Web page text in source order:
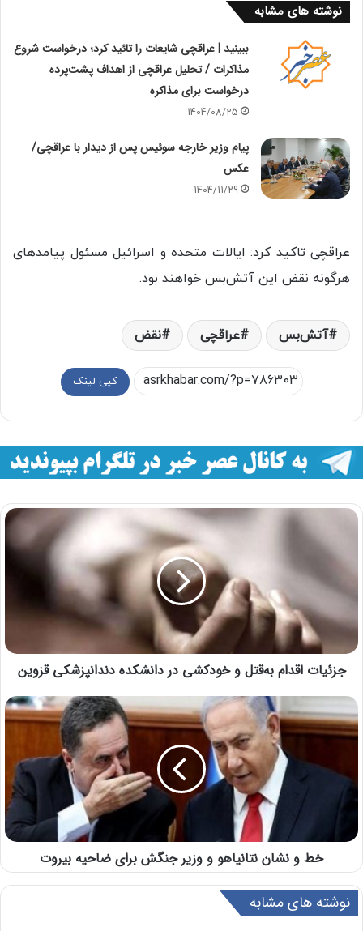
نوشته های مشابه
ببینید | عراقچی شایعات را تائید کرد؛ درخواست شروع
مذاکرات / تحلیل عراقچی از اهداف پشت‌پرده
درخواست برای مذاکره
1404/08/25
پیام وزیر خارجه سوئیس پس از دیدار با عراقچی/
عکس
1404/11/29
عراقچی تاکید کرد: ایالات متحده و اسرائیل مسئول پیامدهای
هرگونه نقض این آتش‌بس خواهند بود.
آتش‌بس عراقچی نقض
کپی لینک
جزئیات اقدام به‌قتل و خودکشی در دانشکده دندانپزشکی قزوین
خط و نشان نتانیاهو و وزیر جنگش برای ضاحیه بیروت
نوشته های مشابه